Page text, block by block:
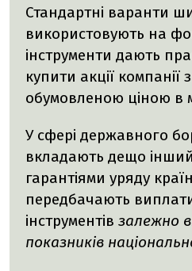
Стандартні варанти
використовують на
інструменти дають
купити акції компанії
обумовленою ціною в
У сфері державного
вкладають дещо
гарантіями уряду
передбачають
інструментів залежно
показників